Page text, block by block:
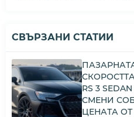
СВЪРЗАНИ СТАТИИ
RS 3
СМЕНИ
ЦЕНАТА